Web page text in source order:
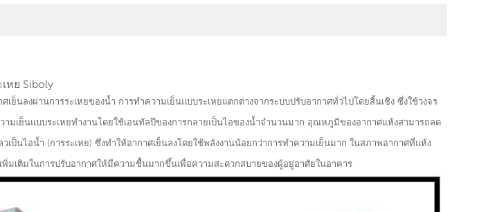
หย Siboly
เย็นลงผ่านการระเหยของน้ำ การทำความเย็นแบบระเหยแตกต่างจากระบบปรับอากาศทั่วไปโดยสิ้นเชิง ซึ่งใช้วงจร
มเย็นแบบระเหยทำงานโดยใช้เอนทัลปีของการกลายเป็นไอของน้ำจำนวนมาก อุณหภูมิของอากาศแห้งสามารถลด
เป็นไอน้ำ (การระเหย) ซึ่งทำให้อากาศเย็นลงโดยใช้พลังงานน้อยกว่าการทำความเย็นมาก ในสภาพอากาศที่แห้ง
พิ่มเติมในการปรับอากาศให้มีความชื้นมากขึ้นเพื่อความสะดวกสบายของผู้อยู่อาศัยในอาคาร